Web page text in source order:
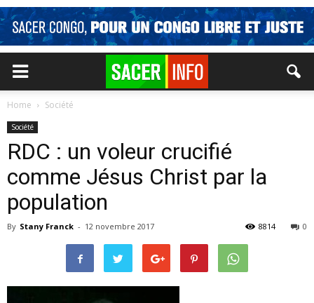
Home Société
Société
RDC : un voleur crucifié
comme Jésus Christ par la
population
By Stany Franck - 12 novembre 2017 0
8814